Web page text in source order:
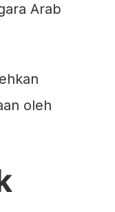
Arab
oleh